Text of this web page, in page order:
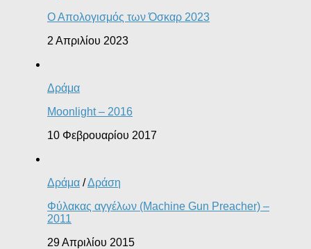
Ο Απολογισμός των Όσκαρ 2023
2 Απριλίου 2023
Δράμα
Moonlight – 2016
10 Φεβρουαρίου 2017
Δράμα /Δράση
Φύλακας αγγέλων (Machine Gun Preacher) –
2011
29 Απριλίου 2015